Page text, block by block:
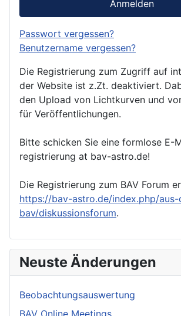
Anmelden
Passwort vergessen?
Benutzername vergessen?
Die Registrierung zum Zugriff auf
der Website ist z.Zt. deaktiviert.
den Upload von Lichtkurven und
für Veröffentlichungen.
Bitte schicken Sie eine formlose E-
registrierung at bav-astro.de!
Die Registrierung zum BAV Forum
https://bav-astro.de/index.php/aus-
bav/diskussionsforum.
Neuste Änderungen
Beobachtungsauswertung
BAV Online Meetings